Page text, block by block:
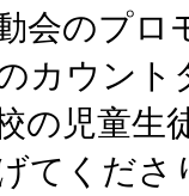
会のプロ
カウン
の児童生
てくだ